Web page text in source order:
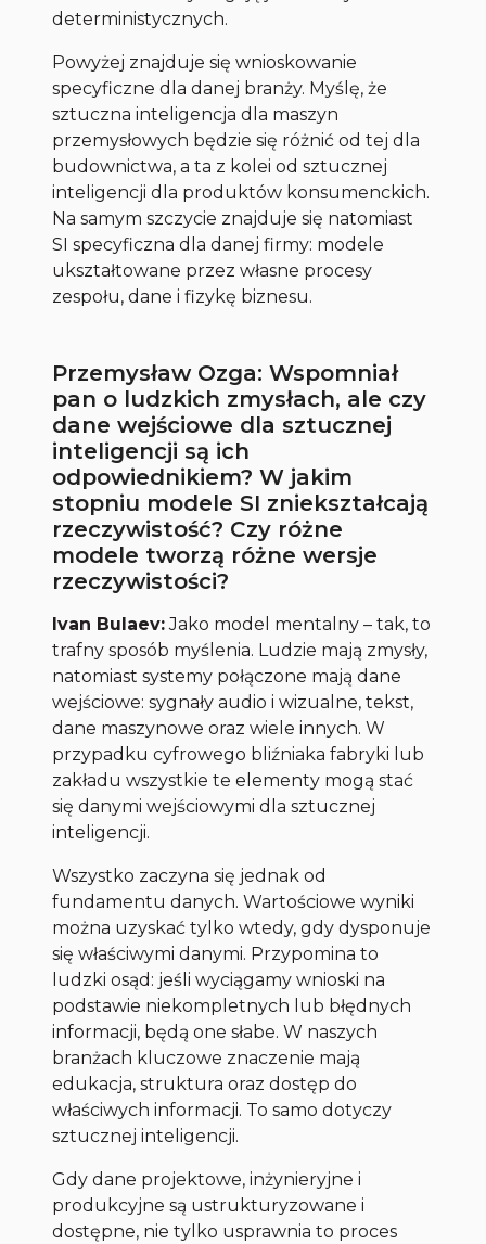
deterministycznych.
Powyżej znajduje się wnioskowanie
specyficzne dla danej branży. Myślę, że
sztuczna inteligencja dla maszyn
przemysłowych będzie się różnić od tej dla
budownictwa, a ta z kolei od sztucznej
inteligencji dla produktów konsumenckich.
Na samym szczycie znajduje się natomiast
SI specyficzna dla danej firmy: modele
ukształtowane przez własne procesy
zespołu, dane i fizykę biznesu.
Przemysław Ozga: Wspomniał
pan o ludzkich zmysłach, ale czy
dane wejściowe dla sztucznej
inteligencji są ich
odpowiednikiem? W jakim
stopniu modele SI zniekształcają
rzeczywistość? Czy różne
modele tworzą różne wersje
rzeczywistości?
Ivan Bulaev:Jako model mentalny – tak, to
trafny sposób myślenia. Ludzie mają zmysły,
natomiast systemy połączone mają dane
wejściowe: sygnały audio i wizualne, tekst,
dane maszynowe oraz wiele innych. W
przypadku cyfrowego bliźniaka fabryki lub
zakładu wszystkie te elementy mogą stać
się danymi wejściowymi dla sztucznej
inteligencji.
Wszystko zaczyna się jednak od
fundamentu danych. Wartościowe wyniki
można uzyskać tylko wtedy, gdy dysponuje
się właściwymi danymi. Przypomina to
ludzki osąd: jeśli wyciągamy wnioski na
podstawie niekompletnych lub błędnych
informacji, będą one słabe. W naszych
branżach kluczowe znaczenie mają
edukacja, struktura oraz dostęp do
właściwych informacji. To samo dotyczy
sztucznej inteligencji.
Gdy dane projektowe, inżynieryjne i
produkcyjne są ustrukturyzowane i
dostępne, nie tylko usprawnia to proces